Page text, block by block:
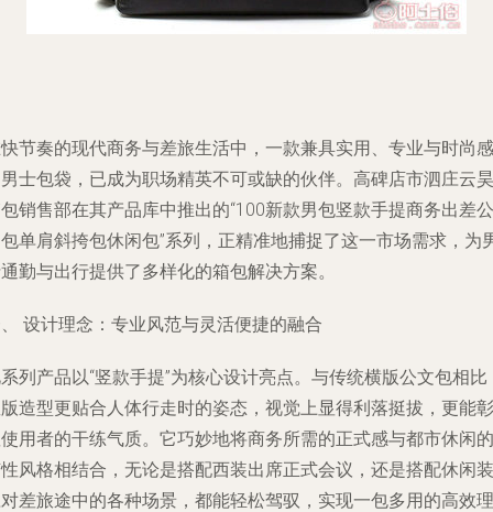
节奏的现代商务与差旅生活中，一款兼具实用、专业与时尚感
士包袋，已成为职场精英不可或缺的伙伴。高碑店市泗庄云昊
销售部在其产品库中推出的“100新款男包竖款手提商务出差公
单肩斜挎包休闲包”系列，正精准地捕捉了这一市场需求，为
勤与出行提供了多样化的箱包解决方案。
设计理念：专业风范与灵活便捷的融合
列产品以“竖款手提”为核心设计亮点。与传统横版公文包相比
造型更贴合人体行走时的姿态，视觉上显得利落挺拔，更能彰
用者的干练气质。它巧妙地将商务所需的正式感与都市休闲的
风格相结合，无论是搭配西装出席正式会议，还是搭配休闲装
差旅途中的各种场景，都能轻松驾驭，实现一包多用的高效理